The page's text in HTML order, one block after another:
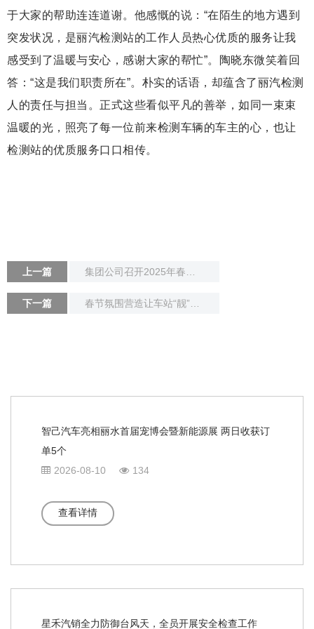
于大家的帮助连连道谢。他感慨的说：“在陌生的地方遇到
突发状况，是丽汽检测站的工作人员热心优质的服务让我
感受到了温暖与安心，感谢大家的帮忙”。陶晓东微笑着回
答：“这是我们职责所在”。朴实的话语，却蕴含了丽汽检测
人的责任与担当。正式这些看似平凡的善举，如同一束束
温暖的光，照亮了每一位前来检测车辆的车主的心，也让
检测站的优质服务口口相传。
上一篇
下一篇
智己汽车亮相丽水首届宠博会暨新能源展 两日收获订
单5个
2026-08-10
134
查看详情
星禾汽销全力防御台风天，全员开展安全检查工作